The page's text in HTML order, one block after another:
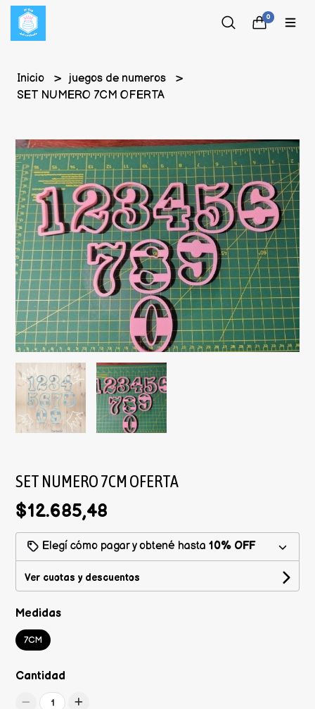
0
Inicio
juegos de numeros
SET NUMERO 7CM OFERTA
SET NUMERO 7CM OFERTA
$12.685,48
Elegí cómo pagar y obtené hasta10% OFF
Ver cuotas y descuentos
Medidas
7CM
Cantidad
1